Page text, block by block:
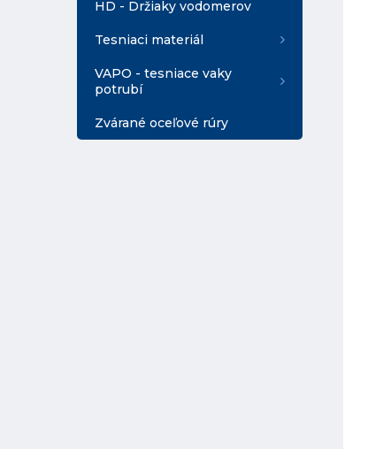
HD - Držiaky vodomerov
Tesniaci materiál
VAPO - tesniace vaky
potrubí
Zvárané oceľové rúry